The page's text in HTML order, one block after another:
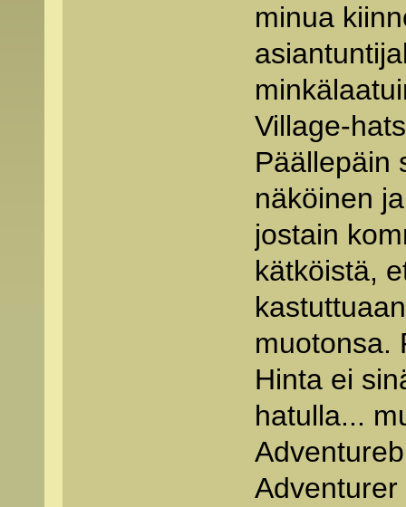
minua
Village-
Päällepäin
näköinen
jostain
kätköistä,
muotonsa.
Hinta ei
hatulla...